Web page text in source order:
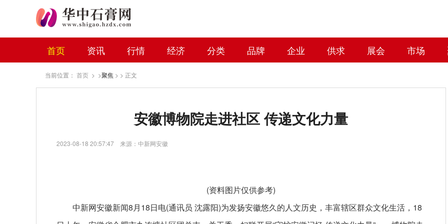
首页 资讯 行情 经济 分类 品牌 企业 供求 展会 市场
当前位置： 首页 > >聚焦 > > 正文
安徽博物院走进社区 传递文化力量
2023-08-18 20:57:47 来源：中新网安徽
(资料图片仅供参考)
中新网安徽新闻8月18日电(通讯员 沈露阳)为发扬安徽悠久的人文历史，丰富辖区群众文化生活，18